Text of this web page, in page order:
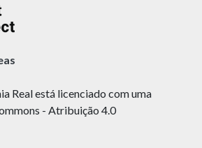
Real está licenciado com uma
- Atribuição 4.0